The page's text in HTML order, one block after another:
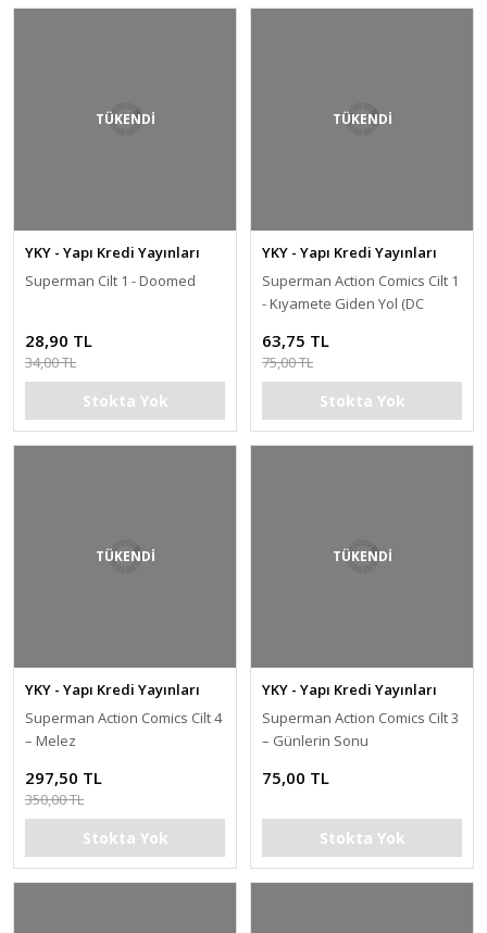
TÜKENDİ
YKY - Yapı Kredi Yayınları
Superman Cilt 1 - Doomed
28,90 TL
34,00 TL
Stokta Yok
TÜKENDİ
YKY - Yapı Kredi Yayınları
Superman Action Comics Cilt 1
- Kıyamete Giden Yol (DC
63,75 TL
75,00 TL
Stokta Yok
TÜKENDİ
YKY - Yapı Kredi Yayınları
Superman Action Comics Cilt 4
– Melez
297,50 TL
350,00 TL
Stokta Yok
TÜKENDİ
YKY - Yapı Kredi Yayınları
Superman Action Comics Cilt 3
– Günlerin Sonu
75,00 TL
Stokta Yok